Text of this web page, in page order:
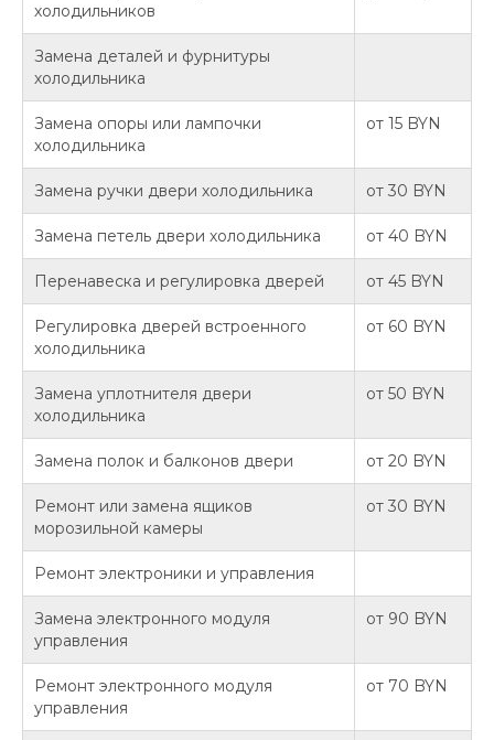
холодильников
Замена деталей и фурнитуры
холодильника
Замена опоры или лампочки
холодильника
от 15 BYN
Замена ручки двери холодильника от 30 BYN
Замена петель двери холодильника от 40 BYN
Перенавеска и регулировка дверей от 45 BYN
Регулировка дверей встроенного
холодильника
от 60 BYN
Замена уплотнителя двери
холодильника
от 50 BYN
Замена полок и балконов двери от 20 BYN
Ремонт или замена ящиков
морозильной камеры
от 30 BYN
Ремонт электроники и управления
Замена электронного модуля
управления
от 90 BYN
Ремонт электронного модуля
управления
от 70 BYN